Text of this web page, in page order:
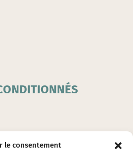
le consentement